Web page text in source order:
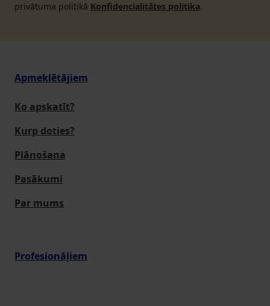
privātuma politikā Konfidencialitātes politika.
Apmeklētājiem
Ko apskatīt?
Kurp doties?
Plānošana
Pasākumi
Par mums
Profesionāļiem